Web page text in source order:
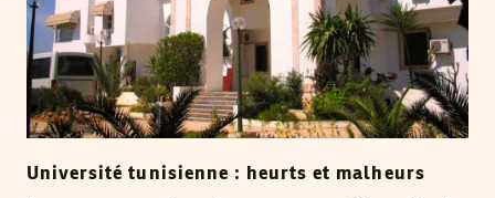
Université tunisienne : heurts et malheurs